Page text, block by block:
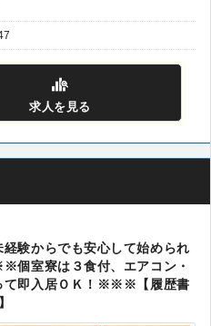
求人を見る
経験からでも安心して始められ
室寮は３食付、エアコン・
て即入居ＯＫ！※※※【履歴書